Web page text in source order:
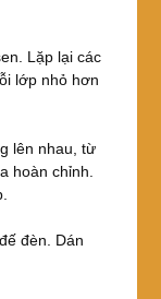
Lặp lại các
lớp nhỏ hơn
lên nhau, từ
hoàn chỉnh.
đèn. Dán